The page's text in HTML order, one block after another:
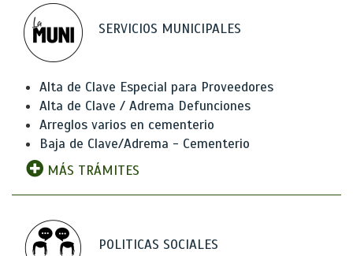
SERVICIOS MUNICIPALES
Alta de Clave Especial para Proveedores
Alta de Clave / Adrema Defunciones
Arreglos varios en cementerio
Baja de Clave/Adrema - Cementerio
MÁS TRÁMITES
POLITICAS SOCIALES